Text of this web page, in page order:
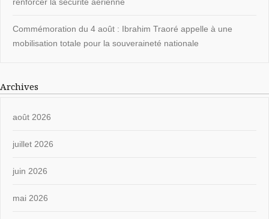
Commémoration du 4 août : Ibrahim Traoré appelle à une
mobilisation totale pour la souveraineté nationale
Archives
août 2026
juillet 2026
juin 2026
mai 2026